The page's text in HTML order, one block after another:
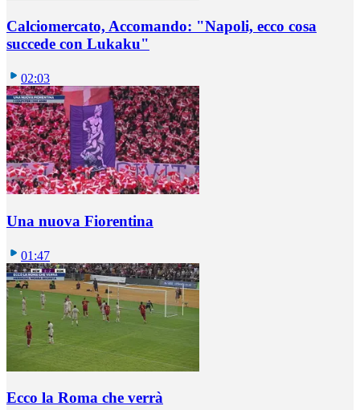
Calciomercato, Accomando: "Napoli, ecco cosa
succede con Lukaku"
02:03
Una nuova Fiorentina
01:47
Ecco la Roma che verrà